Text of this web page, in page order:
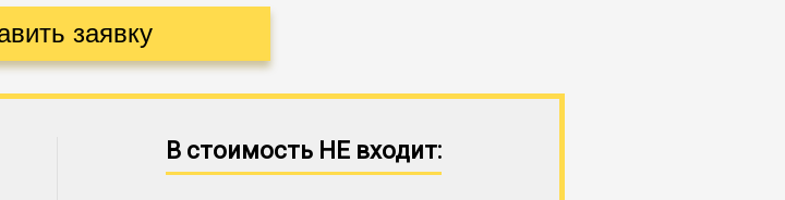
В стоимость НЕ входит: